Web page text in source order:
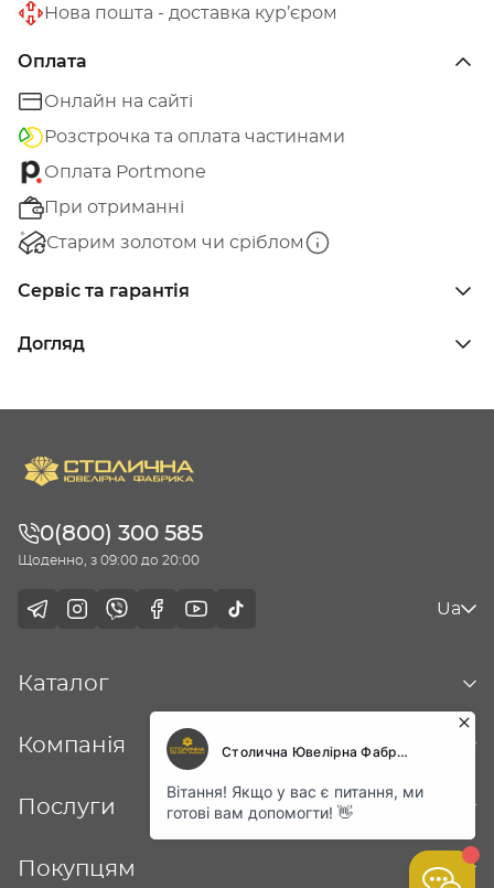
Нова пошта - доставка кур’єром
Оплата
Онлайн на сайті
Розстрочка та оплата частинами
Оплата Portmone
При отриманні
Старим золотом чи сріблом
Сервіс та гарантія
Догляд
0(800) 300 585
Щоденно, з 09:00 до 20:00
Ua
Каталог
Компанія
Послуги
Покупцям